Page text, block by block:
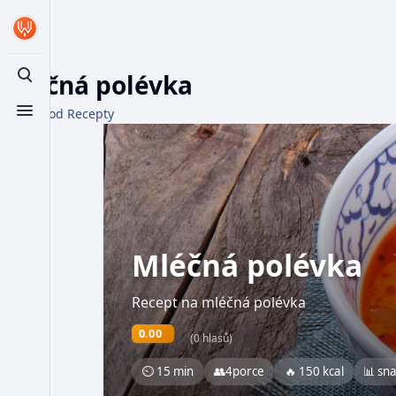
Toggle search
Toggle menu
Mléčná polévka
Z WikiFood Recepty
Mléčná polévka
Recept na mléčná polévka
0.00 (0 hlasů)
⏲ 15 min 👥4porce 🔥 150 kcal 📊